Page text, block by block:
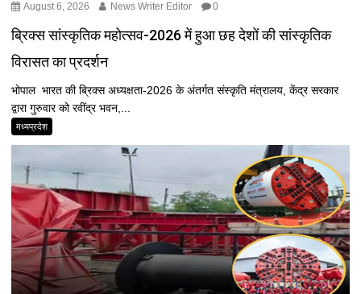
August 6, 2026 News Writer Editor 0
ब्रिक्स सांस्कृतिक महोत्सव-2026 में हुआ छह देशों की सांस्कृतिक
विरासत का प्रदर्शन
भोपाल भारत की ब्रिक्स अध्यक्षता-2026 के अंतर्गत संस्कृति मंत्रालय, केंद्र सरकार
द्वारा गुरुवार को रवींद्र भवन,...
मध्यप्रदेश